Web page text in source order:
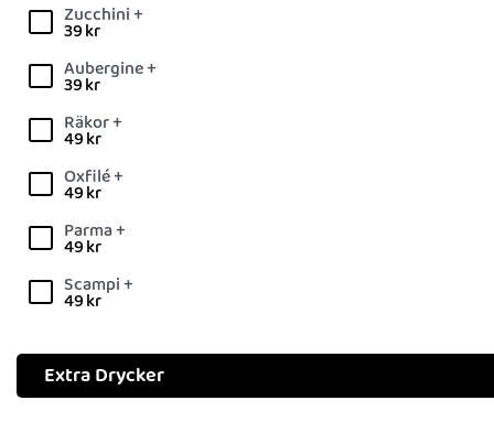
Zucchini +
39kr
Aubergine +
39kr
Räkor +
49kr
Oxfilé +
49kr
Parma +
49kr
Scampi +
49kr
Extra Drycker